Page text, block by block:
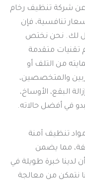
عن شركة تنظيف رخام
تنافسية، فإن
لك. نحن نختص
تقنيات متقدمة
من التلف أو
والمتخصصين،
البقع، الأوساخ،
في أفضل حالاته.
تنظيف آمنة
مما يضمن
لدينا خبرة طويلة في
نتمكن من معالجة